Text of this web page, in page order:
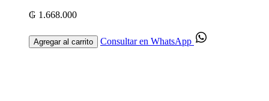
₲ 1.668.000
Agregar al carrito Consultar en WhatsApp